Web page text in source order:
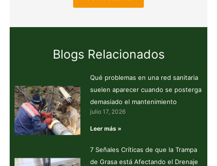
Blogs Relacionados
Qué problemas en una red sanitaria
suelen aparecer cuando se posterga
demasiado el mantenimiento
julio 17, 2026
Leer más »
7 Señales Críticas de que la Trampa
de Grasa está Afectando el Drenaje